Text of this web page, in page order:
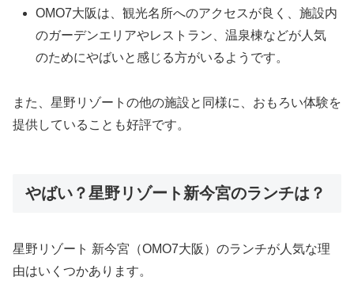
OMO7大阪は、観光名所へのアクセスが良く、施設内
のガーデンエリアやレストラン、温泉棟などが人気
のためにやばいと感じる方がいるようです。
また、星野リゾートの他の施設と同様に、おもろい体験を
提供していることも好評です。
やばい？星野リゾート新今宮のランチは？
星野リゾート 新今宮（OMO7大阪）のランチが人気な理
由はいくつかあります。